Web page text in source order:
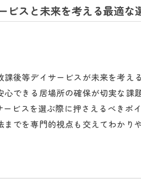
ビスと未来を考える最適な
後等デイサービスが未来を考
できる居場所の確保が切実な
ビスを選ぶ際に押さえるべきポ
でを専門的視点も交えてわか